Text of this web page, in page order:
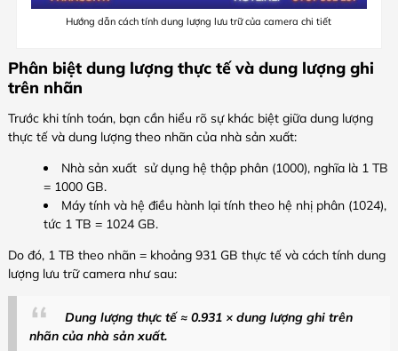
Hướng dẫn cách tính dung lượng lưu trữ của camera chi tiết
Phân biệt dung lượng thực tế và dung lượng ghi
trên nhãn
Trước khi tính toán, bạn cần hiểu rõ sự khác biệt giữa dung lượng
thực tế và dung lượng theo nhãn của nhà sản xuất:
Nhà sản xuất sử dụng hệ thập phân (1000), nghĩa là 1 TB
= 1000 GB.
Máy tính và hệ điều hành lại tính theo hệ nhị phân (1024),
tức 1 TB = 1024 GB.
Do đó, 1 TB theo nhãn = khoảng 931 GB thực tế và cách tính dung
lượng lưu trữ camera như sau:
Dung lượng thực tế ≈ 0.931 × dung lượng ghi trên
nhãn của nhà sản xuất.